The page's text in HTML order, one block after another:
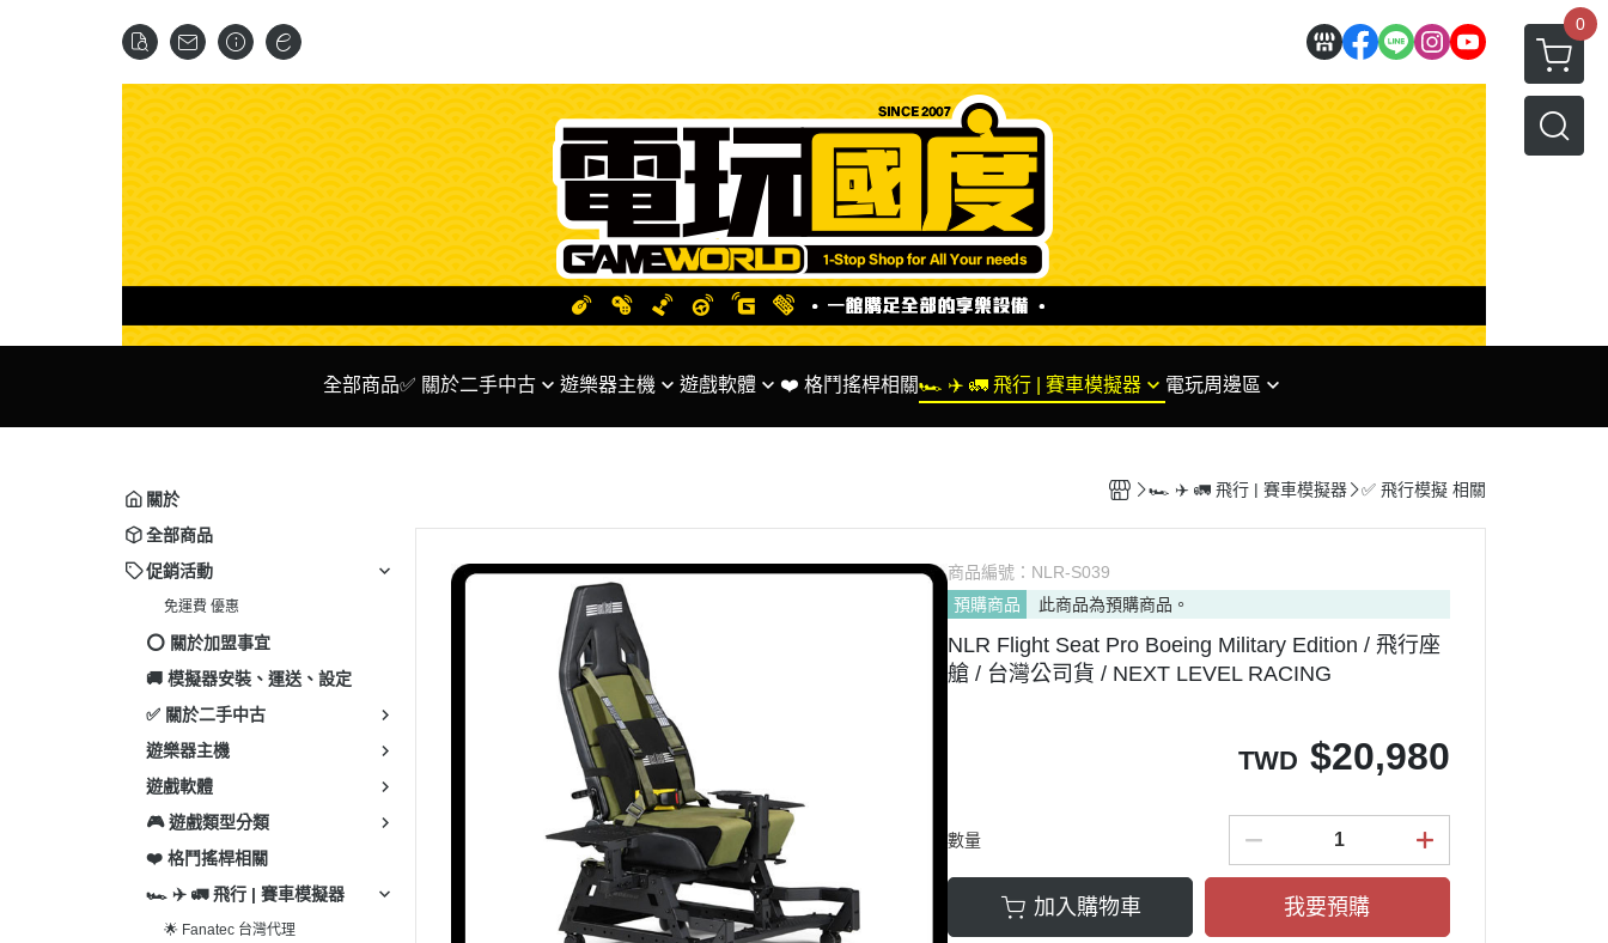
0
全部商品✅ 關於二手中古 遊樂器主機
✅ 3DS系列 掌機
✅ PSV系列 掌機
✅ 其他 掌機
遊戲軟體
✅ 3DS 卡匣
✅ 其他遊戲
✅ PS3 遊戲
❤️ 格鬥搖桿相關🏎 ✈️ 🚛 飛行 | 賽車模擬器
✅ 賽車架 相關
✅ 飛行模擬 相關
✅ 賽車 飛行支架 周邊設備
電玩周邊區
✅ PS系列周邊
關於
全部商品
促銷活動
免運費 優惠
⭕️ 關於加盟事宜
🚚 模擬器安裝、運送、設定
✅ 關於二手中古
遊樂器主機
遊戲軟體
🎮 遊戲類型分類
❤️ 格鬥搖桿相關
🏎 ✈️ 🚛 飛行 | 賽車模擬器
🌟 Fanatec 台灣代理
🏎 ✈️ 🚛 飛行 | 賽車模擬器 ✅ 飛行模擬 相關
商品編號： NLR-S039
預購商品
此商品為預購商品。
NLR Flight Seat Pro Boeing Military Edition / 飛行座
艙 / 台灣公司貨 / NEXT LEVEL RACING
TWD $20,980
數量
加入購物車 我要預購